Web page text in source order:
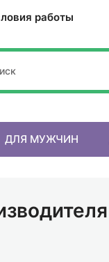
работы
ДЛЯ МУЖЧИН